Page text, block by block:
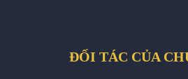
ĐỐI TÁC CỦA